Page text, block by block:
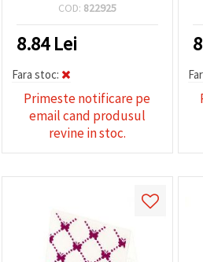
COD: 822925
8.84Lei
Fara stoc:
Primeste notificare pe
email cand produsul
revine in stoc.